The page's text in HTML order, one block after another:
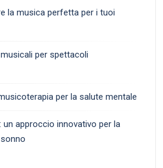
la musica perfetta per i tuoi
per spettacoli
per la salute mentale
un approccio innovativo per la